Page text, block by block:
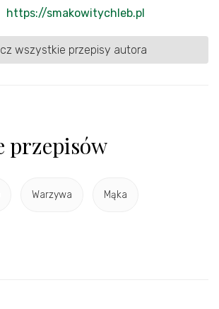
https://smakowitychleb.pl
wszystkie przepisy autora
przepisów
Warzywa Mąka